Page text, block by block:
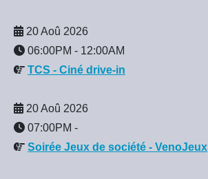
20 Aoû 2026
06:00PM - 12:00AM
TCS - Ciné drive-in
20 Aoû 2026
07:00PM -
Soirée Jeux de société - VenoJeux